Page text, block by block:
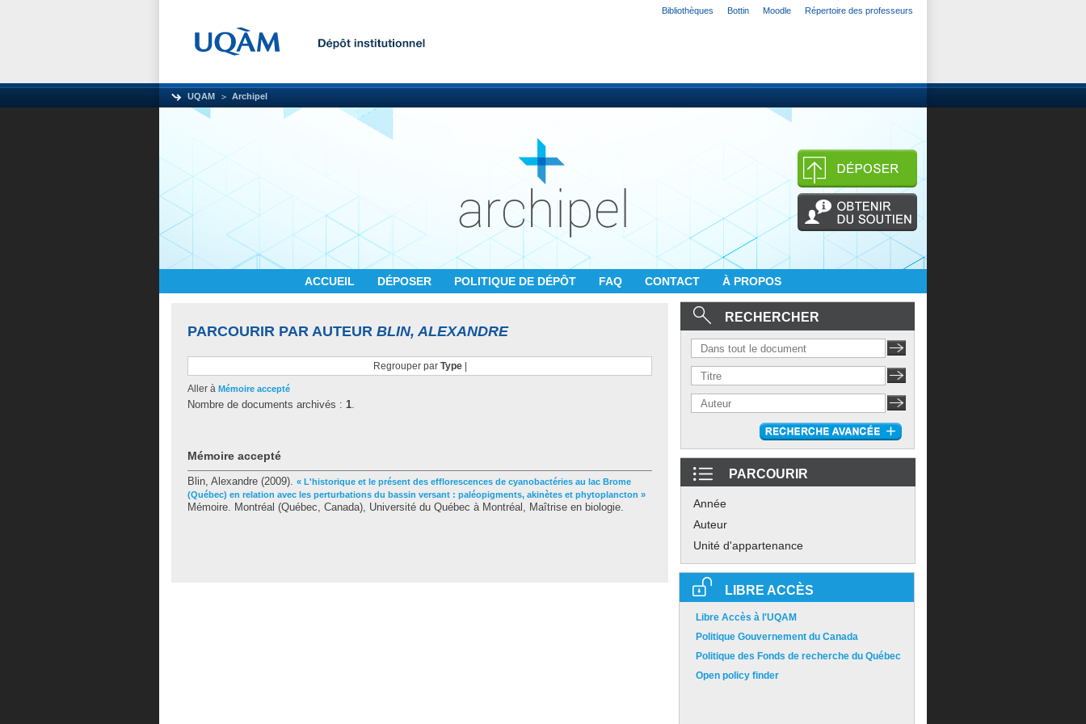
Bibliothèques Bottin Moodle Répertoire des professeurs
UQAM Archipel
ACCUEIL DÉPOSER POLITIQUE DE DÉPÔT FAQ CONTACT À PROPOS
PARCOURIR PAR AUTEUR BLIN, ALEXANDRE
Regrouper par Type|
Aller à Mémoire accepté
Nombre de documents archivés : 1.
Mémoire accepté
Blin, Alexandre (2009). « L'historique et le présent des efflorescences de cyanobactéries au lac Brome
(Québec) en relation avec les perturbations du bassin versant : paléopigments, akinètes et phytoplancton »
Mémoire. Montréal (Québec, Canada), Université du Québec à Montréal, Maîtrise en biologie.
RECHERCHER
PARCOURIR
Année
Auteur
Unité d'appartenance
LIBRE ACCÈS
Libre Accès à l'UQAM
Politique Gouvernement du Canada
Politique des Fonds de recherche du Québec
Open policy finder